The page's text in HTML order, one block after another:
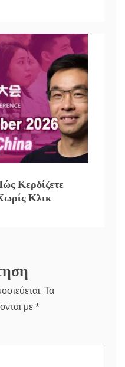
Κερδίζετε
Κλικ
Τα
με *